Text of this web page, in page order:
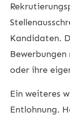
Kandidaten.
oder ihre
Ein weiteres
Entlohnung.